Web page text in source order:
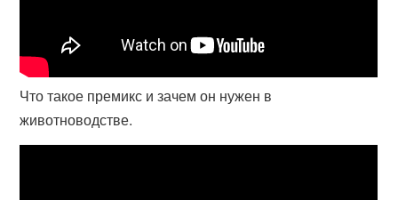
Что такое премикс и зачем он нужен в
животноводстве.